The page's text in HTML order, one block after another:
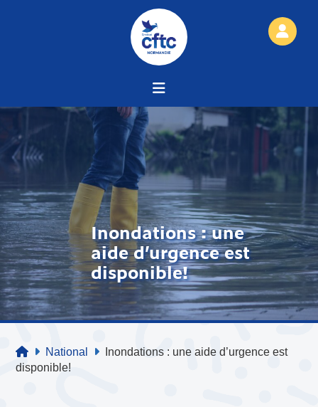
Inondations : une
aide d’urgence est
disponible!
National
Inondations : une aide d’urgence est
disponible!